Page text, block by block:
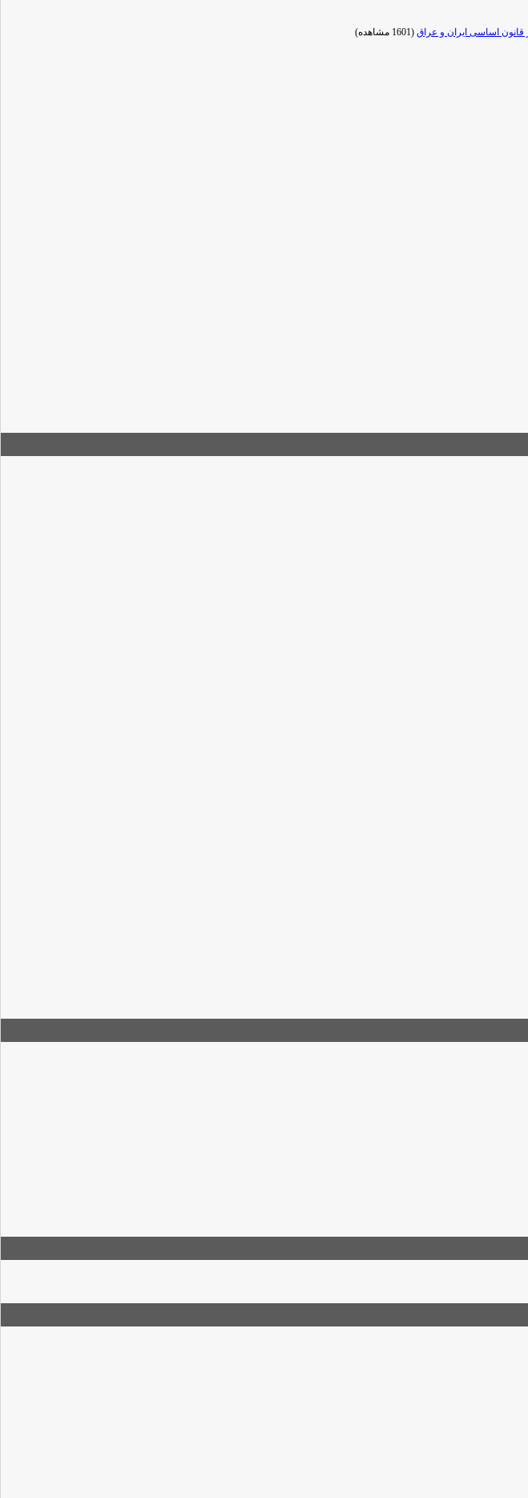
قانون اساسی ایران و عراق (1601 مشاهده)